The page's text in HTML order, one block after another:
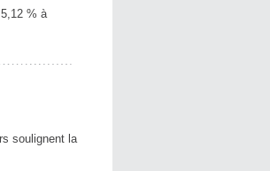
% à
soulignent la